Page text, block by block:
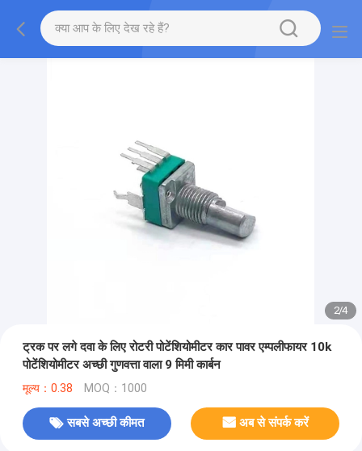
2/4
ट्रक पर लगे दवा के लिए रोटरी पोटेंशियोमीटर कार पावर एम्पलीफायर 10k
पोटेंशियोमीटर अच्छी गुणवत्ता वाला 9 मिमी कार्बन
मूल्य：0.38 MOQ：1000
सबसे अच्छी कीमत अब से संपर्क करें